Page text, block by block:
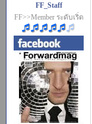
FF_Staff
FF>>Member ระดับเริ่ด